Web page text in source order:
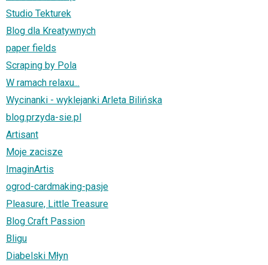
Studio Tekturek
Blog dla Kreatywnych
paper fields
Scraping by Pola
W ramach relaxu...
Wycinanki - wyklejanki Arleta Bilińska
blog.przyda-sie.pl
Artisant
Moje zacisze
ImaginArtis
ogrod-cardmaking-pasje
Pleasure, Little Treasure
Blog Craft Passion
Bligu
Diabelski Młyn